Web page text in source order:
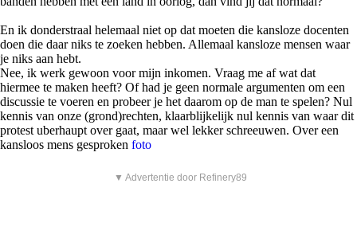
En ik donderstraal helemaal niet op dat moeten die kansloze docenten
doen die daar niks te zoeken hebben. Allemaal kansloze mensen waar
je niks aan hebt.
Nee, ik werk gewoon voor mijn inkomen. Vraag me af wat dat
hiermee te maken heeft? Of had je geen normale argumenten om een
discussie te voeren en probeer je het daarom op de man te spelen? Nul
kennis van onze (grond)rechten, klaarblijkelijk nul kennis van waar dit
protest uberhaupt over gaat, maar wel lekker schreeuwen. Over een
kansloos mens gesproken foto
▼ Advertentie door Refinery89